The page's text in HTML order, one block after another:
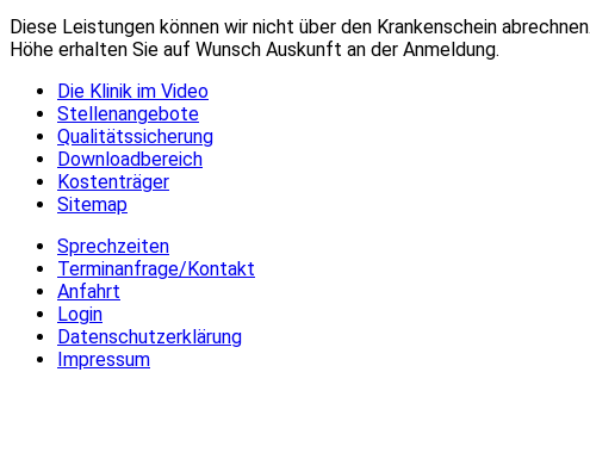
Diese Leistungen können wir nicht über den Krankenschein
Höhe erhalten Sie auf Wunsch Auskunft an der Anmeldung.
Die Klinik im Video
Stellenangebote
Qualitätssicherung
Downloadbereich
Kostenträger
Sitemap
Sprechzeiten
Terminanfrage/Kontakt
Anfahrt
Login
Datenschutzerklärung
Impressum